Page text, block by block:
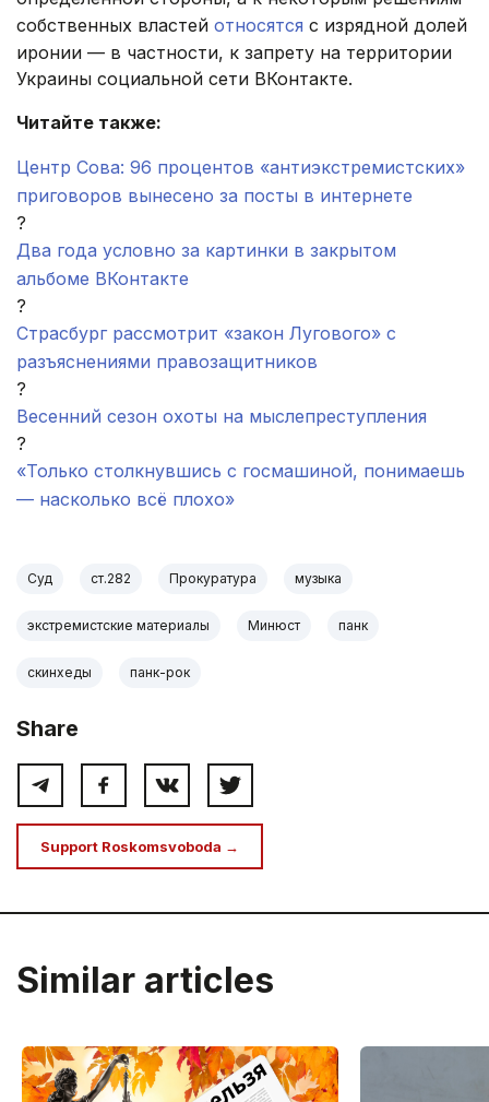
собственных властей относятся с изрядной долей
иронии — в частности, к запрету на территории
Украины социальной сети ВКонтакте.
Читайте также:
Центр Сова: 96 процентов «антиэкстремистских»
приговоров вынесено за посты в интернете
?
Два года условно за картинки в закрытом
альбоме ВКонтакте
?
Страсбург рассмотрит «закон Лугового» с
разъяснениями правозащитников
?
Весенний сезон охоты на мыслепреступления
?
«Только столкнувшись с госмашиной, понимаешь
— насколько всё плохо»
Суд ст.282 Прокуратура музыка
экстремистские материалы Минюст панк
скинхеды панк-рок
Share
Support Roskomsvoboda →
Similar articles